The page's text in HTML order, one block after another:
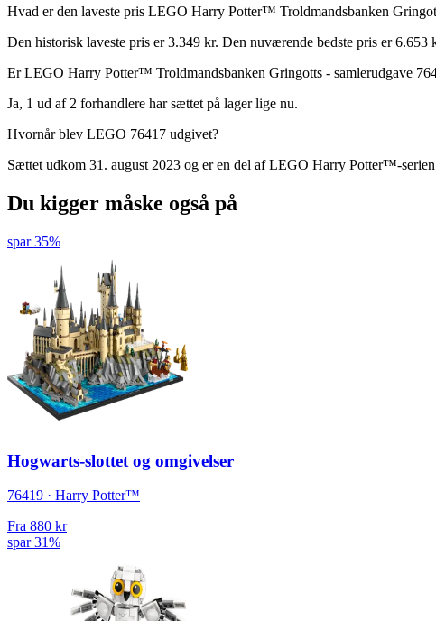
Hvad er den laveste pris LEGO Harry Potter™ Troldmandsbanken
Den historisk laveste pris er 3.349 kr. Den nuværende bedste pris er 6.653
Er LEGO Harry Potter™ Troldmandsbanken Gringotts - samlerudgave
Ja, 1 ud af 2 forhandlere har sættet på lager lige nu.
Hvornår blev LEGO 76417 udgivet?
Sættet udkom 31. august 2023 og er en del af LEGO Harry Potter™-
Du kigger måske også på
spar 35%
Hogwarts-slottet og omgivelser
76419 · Harry Potter™
Fra 880 kr
spar 31%